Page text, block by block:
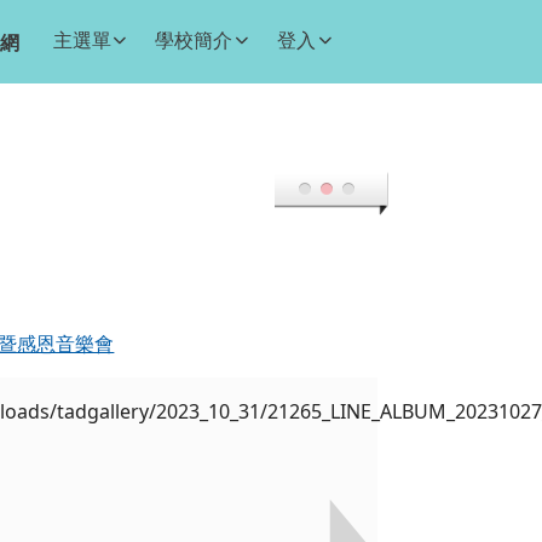
主選單 學校簡介 登入